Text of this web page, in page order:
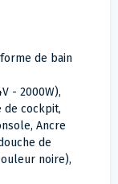
de bain
- 2000W),
de cockpit,
Ancre
de
noire),